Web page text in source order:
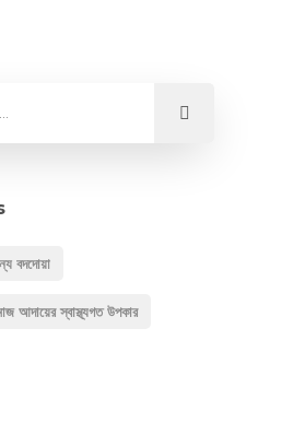
বদদোয়া
আদায়ের স্বাস্থ্যগত উপকার